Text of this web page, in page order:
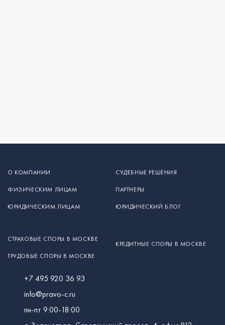
О КОМПАНИИ
ФИЗИЧЕСКИМ ЛИЦАМ
ЮРИДИЧЕСКИМ ЛИЦАМ
СУДЕБНЫЕ РЕШЕНИЯ
ПАРТНЕРЫ
ЮРИДИЧЕСКИЙ БЛОГ
СТРАХОВЫЕ СПОРЫ В МОСКВЕ
ТРУДОВЫЕ СПОРЫ В МОСКВЕ
КРЕДИТНЫЕ СПОРЫ В МОСКВЕ
+7 495 920 36 93
info@pravo-c.ru
пн-пт 9:00-18:00